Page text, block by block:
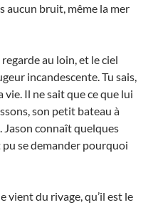
aucun bruit, même la mer
regarde au loin, et le ciel
incandescente. Tu sais,
vie. Il ne sait que ce que lui
son petit bateau à
Jason connaît quelques
se demander pourquoi
vient du rivage, qu’il est le